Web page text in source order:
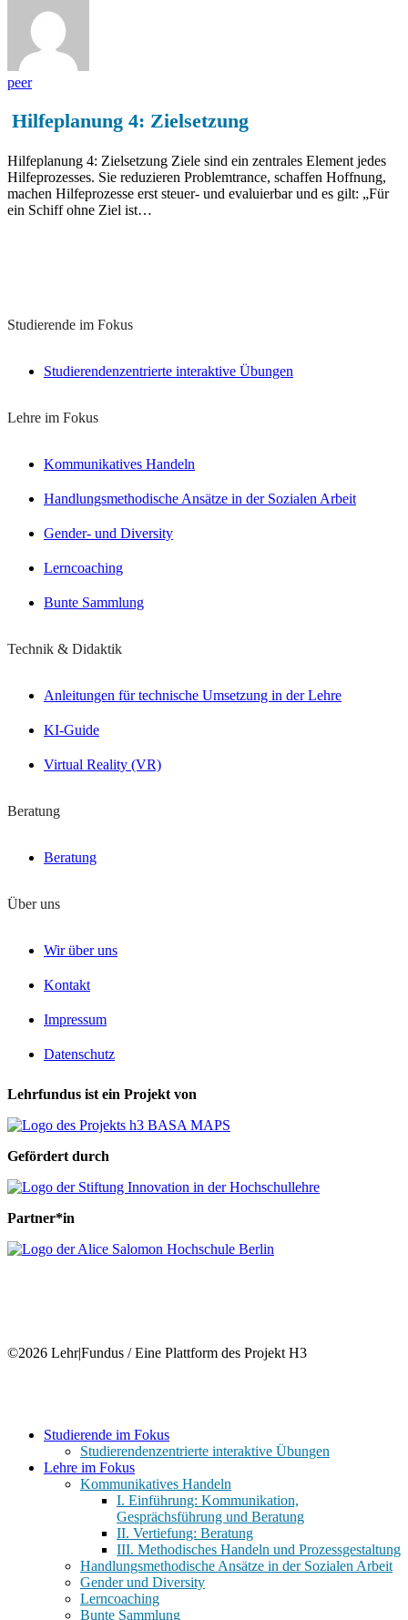
peer
Hilfeplanung 4: Zielsetzung
Hilfeplanung 4: Zielsetzung Ziele sind ein zentrales Element jedes
Hilfeprozesses. Sie reduzieren Problemtrance, schaffen Hoffnung,
machen Hilfeprozesse erst steuer- und evaluierbar und es gilt: „Für
ein Schiff ohne Ziel ist…
Studierende im Fokus
Studierendenzentrierte interaktive Übungen
Lehre im Fokus
Kommunikatives Handeln
Handlungsmethodische Ansätze in der Sozialen Arbeit
Gender- und Diversity
Lerncoaching
Bunte Sammlung
Technik & Didaktik
Anleitungen für technische Umsetzung in der Lehre
KI-Guide
Virtual Reality (VR)
Beratung
Beratung
Über uns
Wir über uns
Kontakt
Impressum
Datenschutz
Lehrfundus ist ein Projekt von
Gefördert durch
Partner*in
©2026 Lehr|Fundus / Eine Plattform des Projekt H3
Close
Studierende im Fokus
Studierendenzentrierte interaktive Übungen
Lehre im Fokus
Kommunikatives Handeln
I. Einführung: Kommunikation,
Gesprächsführung und Beratung
II. Vertiefung: Beratung
III. Methodisches Handeln und Prozessgestaltung
Handlungsmethodische Ansätze in der Sozialen Arbeit
Gender und Diversity
Lerncoaching
Bunte Sammlung